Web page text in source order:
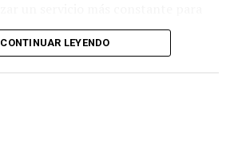
CONTINUAR LEYENDO